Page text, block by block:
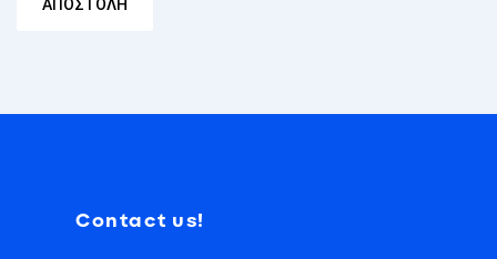
Contact us!